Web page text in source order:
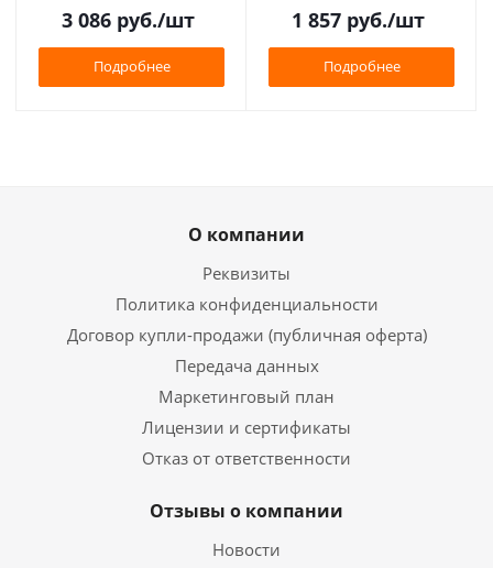
3 086руб./шт
Подробнее
1 857руб./шт
Подробнее
О компании
Реквизиты
Политика конфиденциальности
Договор купли-продажи (публичная оферта)
Передача данных
Маркетинговый план
Лицензии и сертификаты
Отказ от ответственности
Отзывы о компании
Новости